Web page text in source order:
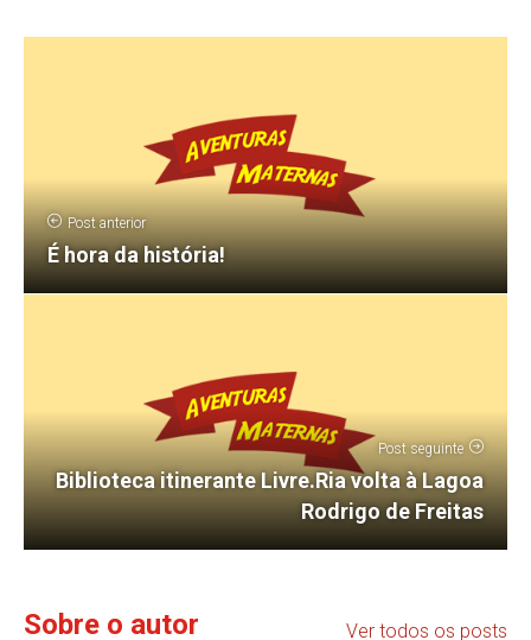
Post anterior
É hora da história!
Post seguinte
Biblioteca itinerante Livre.Ria volta à Lagoa
Rodrigo de Freitas
Sobre o autor Ver todos os posts